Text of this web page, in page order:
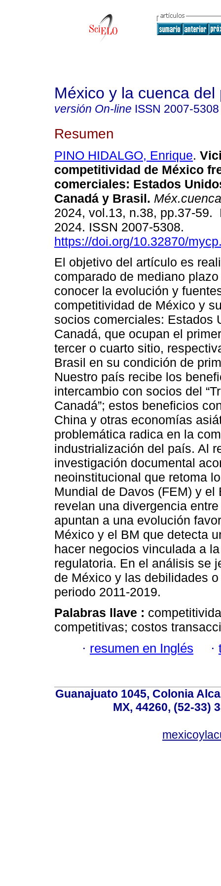
México y la cuenca del
versión On-line ISSN 2007-5308
Resumen
PINO HIDALGO, Enrique.
competitividad de México
comerciales: Estados
Canadá y Brasil.
2024, vol.13, n.38, pp.37-59.
2024. ISSN 2007-5308.
https://doi.org/10.32870/
El objetivo del artículo es
comparado de mediano
conocer la evolución y
competitividad de México y
socios comerciales: Estados
Canadá, que ocupan el
tercer o cuarto sitio,
Brasil en su condición de
Nuestro país recibe los
intercambio con socios del
Canadá”; estos beneficios
China y otras economías
problemática radica en la
industrialización del país. Al
investigación documental
neoinstitucional que retoma
Mundial de Davos (FEM) y
revelan una divergencia
apuntan a una evolución
México y el BM que detecta
hacer negocios vinculada a
regulatoria. En el análisis se
de México y las debilidades
periodo 2011-2019.
Palabras llave :
competitivas; costos
· resumen en Inglés ·
Guanajuato 1045, Colonia
MX, 44260, (52-33)